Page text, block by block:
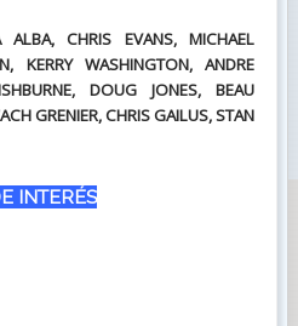
ALBA, CHRIS EVANS, MICHAEL
KERRY WASHINGTON, ANDRE
DOUG JONES, BEAU
GRENIER, CHRIS GAILUS, STAN
INTERÉS